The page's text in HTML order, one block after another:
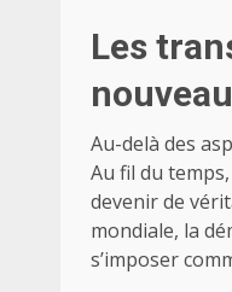
Les
Au-delà des
Au fil du
devenir de
mondiale, la
s’imposer